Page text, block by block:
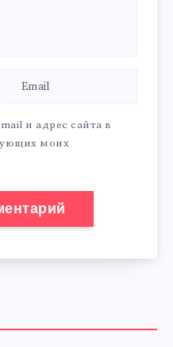
и адрес сайта в
моих